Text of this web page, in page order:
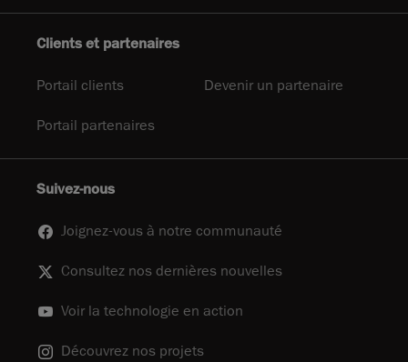
Clients et partenaires
Portail clients Devenir un partenaire
Portail partenaires
Suivez-nous
Joignez-vous à notre communauté
Consultez nos dernières nouvelles
Voir la technologie en action
Découvrez nos projets